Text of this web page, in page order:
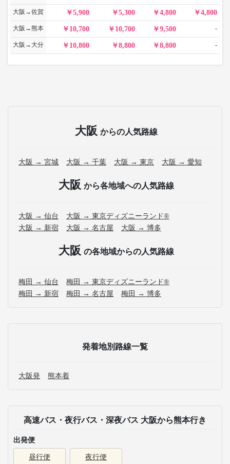
大阪→佐賀 5,900 5,300 4,800 4,800
大阪→熊本 10,700 10,700 9,500 -
大阪→大分 10,800 8,800 8,800 -
大阪 からの人気路線
大阪 → 宮城 大阪 → 千葉 大阪 → 東京 大阪 → 愛知
大阪 から各地域への人気路線
大阪 → 仙台
大阪 → 東京ディズニーランド®
大阪 → 新宿
大阪 → 名古屋 大阪 → 博多
大阪 の各地域からの人気路線
梅田 → 仙台
梅田 → 東京ディズニーランド®
梅田 → 新宿
梅田 → 名古屋 梅田 → 博多
発着地別路線一覧
大阪発 熊本着
高速バス・夜行バス・深夜バス 大阪から熊本行き
出発便
昼行便 夜行便